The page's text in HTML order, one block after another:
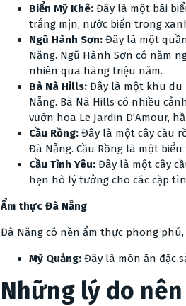
Biển Mỹ Khê: Đây là một bãi
trắng mịn, nước biển trong
Ngũ Hành Sơn: Đây là một
Nẵng. Ngũ Hành Sơn có năm
nhiên qua hàng triệu năm.
Bà Nà Hills: Đây là một khu du
Nẵng. Bà Nà Hills có nhiều
vườn hoa Le Jardin D’Amour,
Cầu Rồng: Đây là một cây cầu
Đà Nẵng. Cầu Rồng là một
Cầu Tình Yêu: Đây là một cây
hẹn hò lý tưởng cho các cặp
Ẩm thực Đà Nẵng
Đà Nẵng có nền ẩm thực phong
Mỳ Quảng: Đây là món ăn đặc
Những lý do